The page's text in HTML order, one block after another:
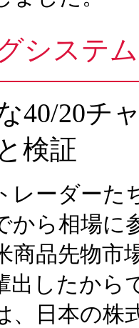
システ
40/20チ
検証
レーダーた
から相場
商品先物市
出したから
、日本の株